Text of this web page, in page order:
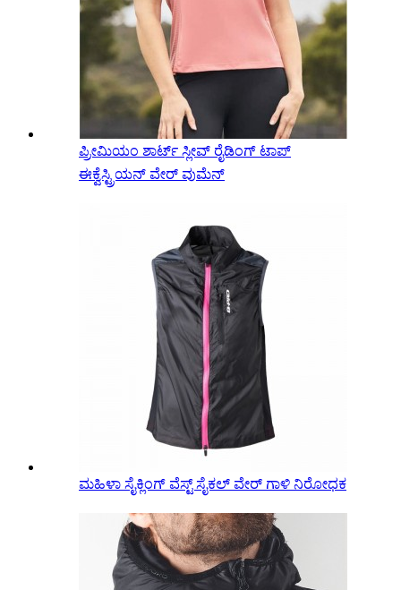
ಪ್ರೀಮಿಯಂ ಶಾರ್ಟ್ ಸ್ಲೀವ್ ರೈಡಿಂಗ್ ಟಾಪ್
ಈಕ್ವೆಸ್ಟ್ರಿಯನ್ ವೇರ್ ವುಮೆನ್
ಮಹಿಳಾ ಸೈಕ್ಲಿಂಗ್ ವೆಸ್ಟ್ ಸೈಕಲ್ ವೇರ್ ಗಾಳಿ ನಿರೋಧಕ